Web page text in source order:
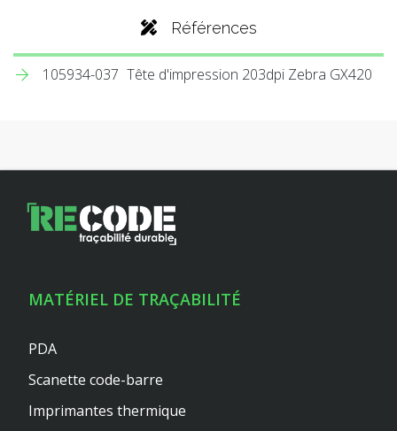
Références
105934-037 Tête d'impression 203dpi Zebra GX420
MATÉRIEL DE TRAÇABILITÉ
PDA
Scanette code-barre
Imprimantes thermique